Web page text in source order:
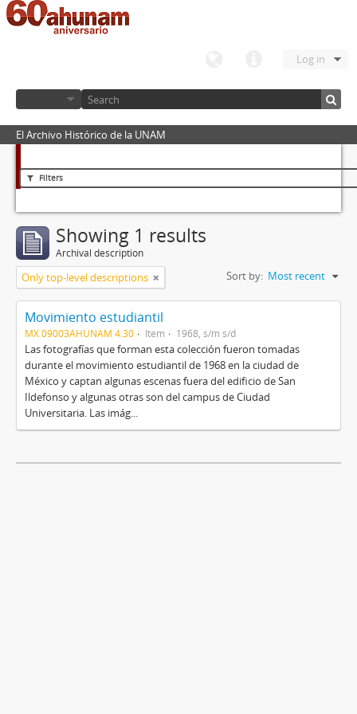
Log in
El Archivo Histórico de la UNAM
Filters
Showing 1 results
Archival description
Only top-level descriptions Sort by: Most recent
Movimiento estudiantil
MX 09003AHUNAM 4.30 Item 1968, s/m s/d
Las fotografías que forman esta colección fueron tomadas
durante el movimiento estudiantil de 1968 en la ciudad de
México y captan algunas escenas fuera del edificio de San
Ildefonso y algunas otras son del campus de Ciudad
Universitaria. Las imág...